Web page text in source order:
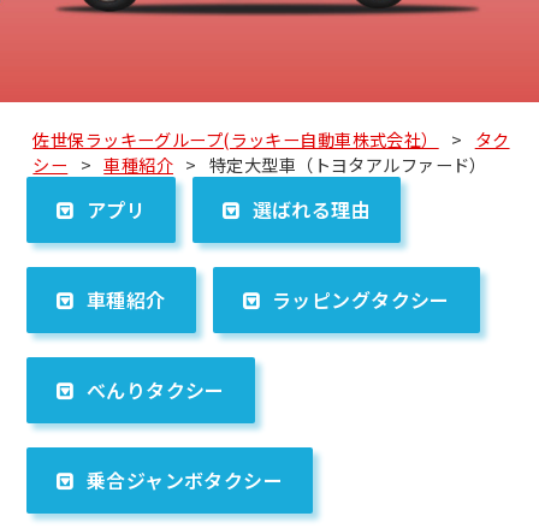
佐世保ラッキーグループ(ラッキー自動車株式会社） > タク
シー >車種紹介> 特定大型車（トヨタアルファード）
アプリ 選ばれる理由
車種紹介 ラッピングタクシー
べんりタクシー
乗合ジャンボタクシー